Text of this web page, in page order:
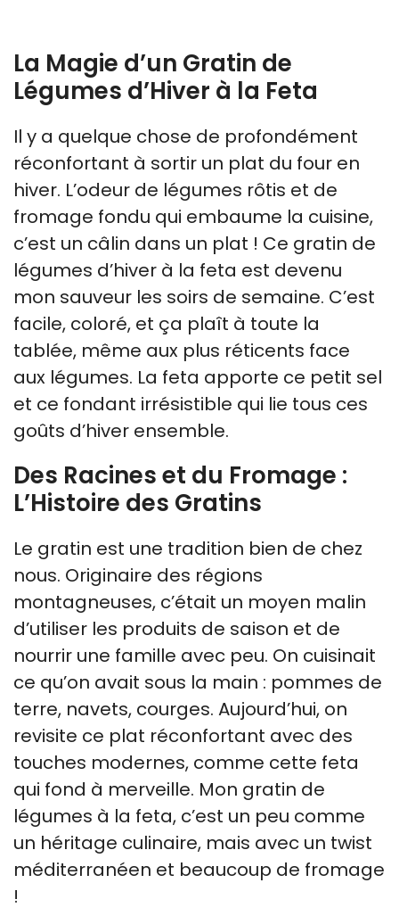
La Magie d’un Gratin de
Légumes d’Hiver à la Feta
Il y a quelque chose de profondément
réconfortant à sortir un plat du four en
hiver. L’odeur de légumes rôtis et de
fromage fondu qui embaume la cuisine,
c’est un câlin dans un plat ! Ce gratin de
légumes d’hiver à la feta est devenu
mon sauveur les soirs de semaine. C’est
facile, coloré, et ça plaît à toute la
tablée, même aux plus réticents face
aux légumes. La feta apporte ce petit sel
et ce fondant irrésistible qui lie tous ces
goûts d’hiver ensemble.
Des Racines et du Fromage :
L’Histoire des Gratins
Le gratin est une tradition bien de chez
nous. Originaire des régions
montagneuses, c’était un moyen malin
d’utiliser les produits de saison et de
nourrir une famille avec peu. On cuisinait
ce qu’on avait sous la main : pommes de
terre, navets, courges. Aujourd’hui, on
revisite ce plat réconfortant avec des
touches modernes, comme cette feta
qui fond à merveille. Mon gratin de
légumes à la feta, c’est un peu comme
un héritage culinaire, mais avec un twist
méditerranéen et beaucoup de fromage
!